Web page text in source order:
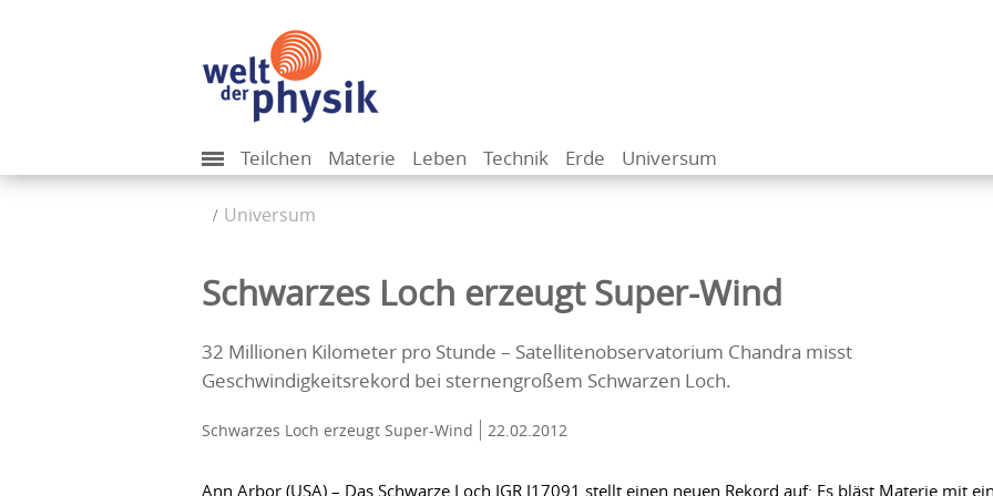
Teilchen Materie Leben Technik Erde Universum
Universum
Schwarzes Loch erzeugt Super-Wind
32 Millionen Kilometer pro Stunde – Satellitenobservatorium Chandra misst
Geschwindigkeitsrekord bei sternengroßem Schwarzen Loch.
Schwarzes Loch erzeugt Super-Wind 22.02.2012
Ann Arbor (USA) – Das Schwarze Loch IGR J17091 stellt einen neuen Rekord auf: Es bläst Materie mit